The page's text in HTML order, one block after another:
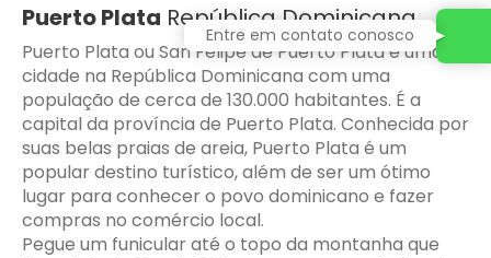
Puerto Plata República Dominicana
Puerto Plata ou San Felipe de Puerto Plata é uma
cidade na República Dominicana com uma
população de cerca de 130.000 habitantes. É a
capital da província de Puerto Plata. Conhecida por
suas belas praias de areia, Puerto Plata é um
popular destino turístico, além de ser um ótimo
lugar para conhecer o povo dominicano e fazer
compras no comércio local.
Pegue um funicular até o topo da montanha que
Entre em contato conosco